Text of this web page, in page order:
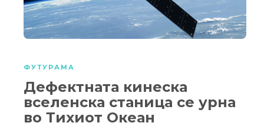
ФУТУРАМА
Дефектната кинеска
вселенска станица се урна
во Тихиот Океан